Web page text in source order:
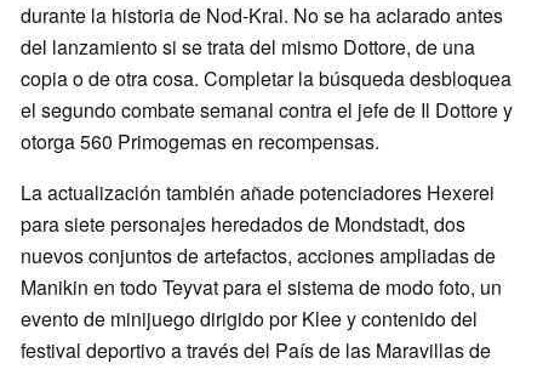
durante la historia de Nod-Krai. No se ha aclarado antes
del lanzamiento si se trata del mismo Dottore, de una
copia o de otra cosa. Completar la búsqueda desbloquea
el segundo combate semanal contra el jefe de Il Dottore y
otorga 560 Primogemas en recompensas.
La actualización también añade potenciadores Hexerei
para siete personajes heredados de Mondstadt, dos
nuevos conjuntos de artefactos, acciones ampliadas de
Manikin en todo Teyvat para el sistema de modo foto, un
evento de minijuego dirigido por Klee y contenido del
festival deportivo a través del País de las Maravillas de